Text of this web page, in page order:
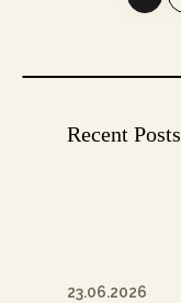
Recent Posts
23.06.2026